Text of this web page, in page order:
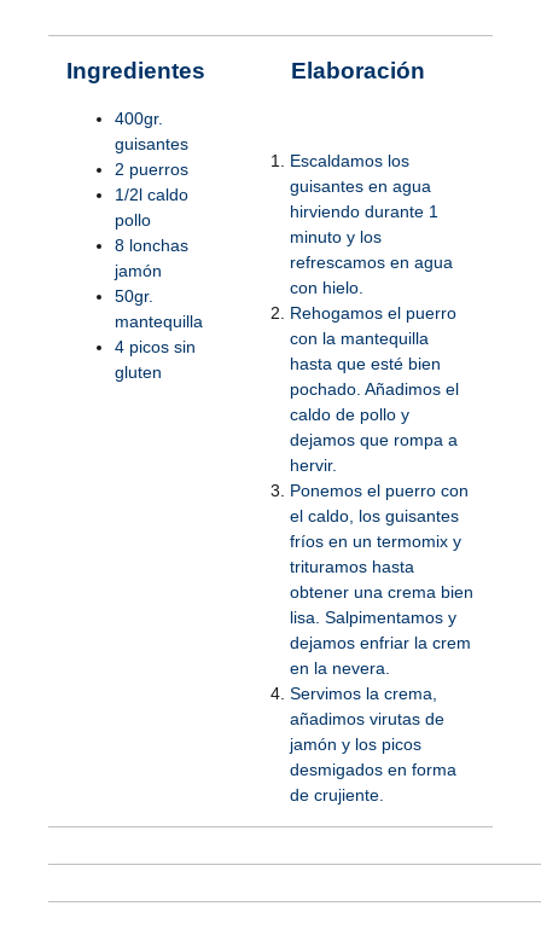
Ingredientes
400gr.
guisantes
2 puerros
1/2l caldo
pollo
8 lonchas
jamón
50gr.
mantequilla
4 picos sin
gluten
Elaboración
Escaldamos los
guisantes en agua
hirviendo durante 1
minuto y los
refrescamos en agua
con hielo.
Rehogamos el puerro
con la mantequilla
hasta que esté bien
pochado. Añadimos el
caldo de pollo y
dejamos que rompa a
hervir.
Ponemos el puerro con
el caldo, los guisantes
fríos en un termomix y
trituramos hasta
obtener una crema bien
lisa. Salpimentamos y
dejamos enfriar la crem
en la nevera.
Servimos la crema,
añadimos virutas de
jamón y los picos
desmigados en forma
de crujiente.